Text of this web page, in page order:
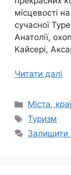
місцевості
сучасної
Анатолії,
Кайсері,
Читати далі
Категорії
Міста,
Позначки
Туризм
Залишити